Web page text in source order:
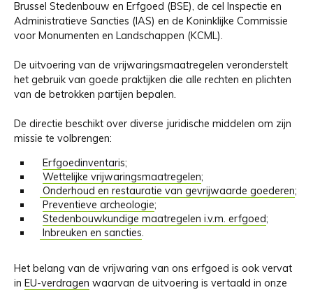
Brussel Stedenbouw en Erfgoed (BSE), de cel Inspectie en
Administratieve Sancties (IAS) en de Koninklijke Commissie
voor Monumenten en Landschappen (KCML).
De uitvoering van de vrijwaringsmaatregelen veronderstelt
het gebruik van goede praktijken die alle rechten en plichten
van de betrokken partijen bepalen.
De directie beschikt over diverse juridische middelen om zijn
missie te volbrengen:
Erfgoedinventaris;
Wettelijke vrijwaringsmaatregelen;
Onderhoud en restauratie van gevrijwaarde goederen;
Preventieve archeologie;
Stedenbouwkundige maatregelen i.v.m. erfgoed;
Inbreuken en sancties.
Het belang van de vrijwaring van ons erfgoed is ook vervat
in EU-verdragen waarvan de uitvoering is vertaald in onze